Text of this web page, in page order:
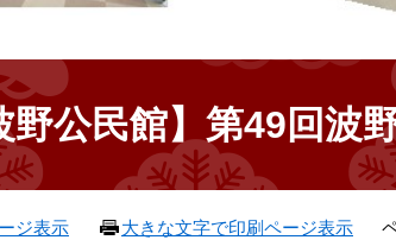
野公民館】第49回波
ジ表示 大きな文字で印刷ページ表示